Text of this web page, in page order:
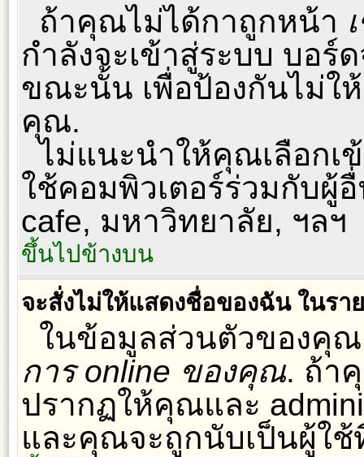
ถ้าคุณไม่ได้กาถูกหน้า
กำลังจะเข้าสู่ระบบ บอร์
ขณะนั้น เพื่อป้องกันไม่ใ
คุณ.
ไม่แนะนำให้คุณเลือกเ
ใช้คอมพิวเตอร์ร่วมกับผู้
cafe, มหาวิทยาลัย, ฯลฯ
ขึ้นไปข้างบน
จะสั่งไม่ให้แสดงชื่อของฉัน ในรา
ในข้อมูลส่วนตัวของคุ
การ online ของคุณ. ถ้า
ปรากฏให้คุณและ
และคุณจะถูกนับเป็นผู้ใ